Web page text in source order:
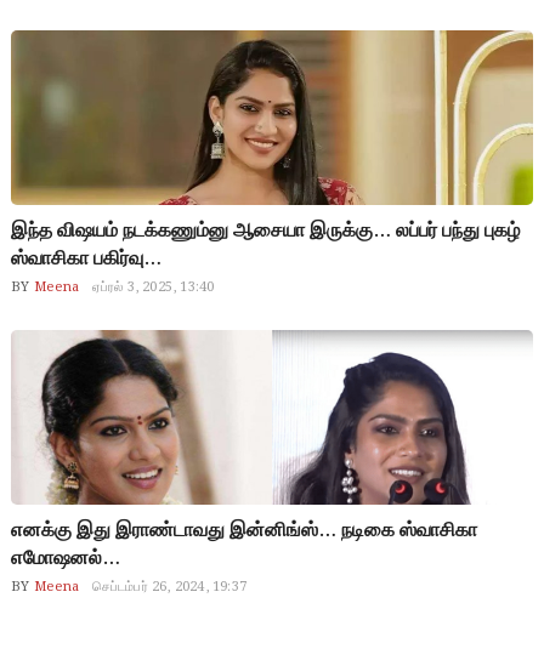
இந்த விஷயம் நடக்கணும்னு ஆசையா இருக்கு… லப்பர் பந்து புகழ்
ஸ்வாசிகா பகிர்வு…
BY Meena ஏப்ரல் 3, 2025, 13:40
எனக்கு இது இராண்டாவது இன்னிங்ஸ்… நடிகை ஸ்வாசிகா
எமோஷனல்…
BY Meena செப்டம்பர் 26, 2024, 19:37